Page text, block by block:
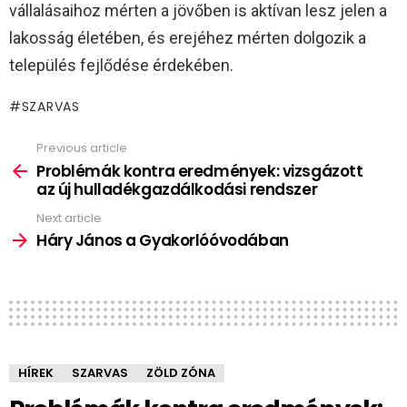
vállalásaihoz mérten a jövőben is aktívan lesz jelen a
lakosság életében, és erejéhez mérten dolgozik a
település fejlődése érdekében.
SZARVAS
more
Previous article
Problémák kontra eredmények: vizsgázott
az új hulladékgazdálkodási rendszer
Next article
Háry János a Gyakorlóóvodában
HÍREK SZARVAS ZÖLD ZÓNA